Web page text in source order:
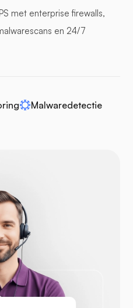
met enterprise firewalls,
en 24/7
Malwaredetectie